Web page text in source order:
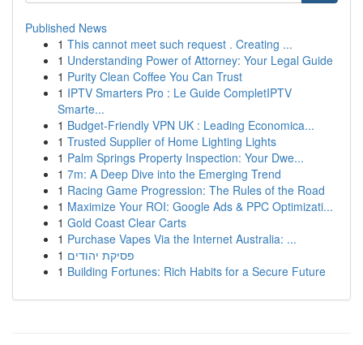
Published News
1 This cannot meet such request . Creating ...
1 Understanding Power of Attorney: Your Legal Guide
1 Purity Clean Coffee You Can Trust
1 IPTV Smarters Pro : Le Guide CompletIPTV
Smarte...
1 Budget-Friendly VPN UK : Leading Economica...
1 Trusted Supplier of Home Lighting Lights
1 Palm Springs Property Inspection: Your Dwe...
1 7m: A Deep Dive into the Emerging Trend
1 Racing Game Progression: The Rules of the Road
1 Maximize Your ROI: Google Ads & PPC Optimizati...
1 Gold Coast Clear Carts
1 Purchase Vapes Via the Internet Australia: ...
1 פסיקת יהודים
1 Building Fortunes: Rich Habits for a Secure Future